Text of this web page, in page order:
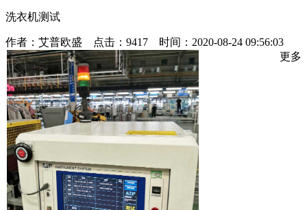
洗衣机测试
作者：艾普欧盛 点击：9417 时间：2020-08-24 09:56:03
更多